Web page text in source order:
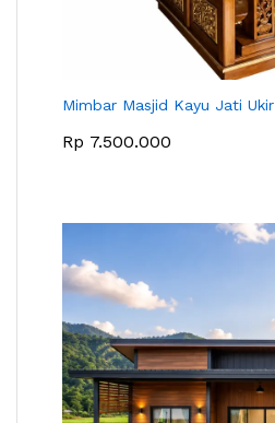
Mimbar Masjid Kayu Jati Ukir
Rp 7.500.000